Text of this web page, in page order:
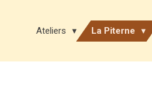
Ateliers La Piterne